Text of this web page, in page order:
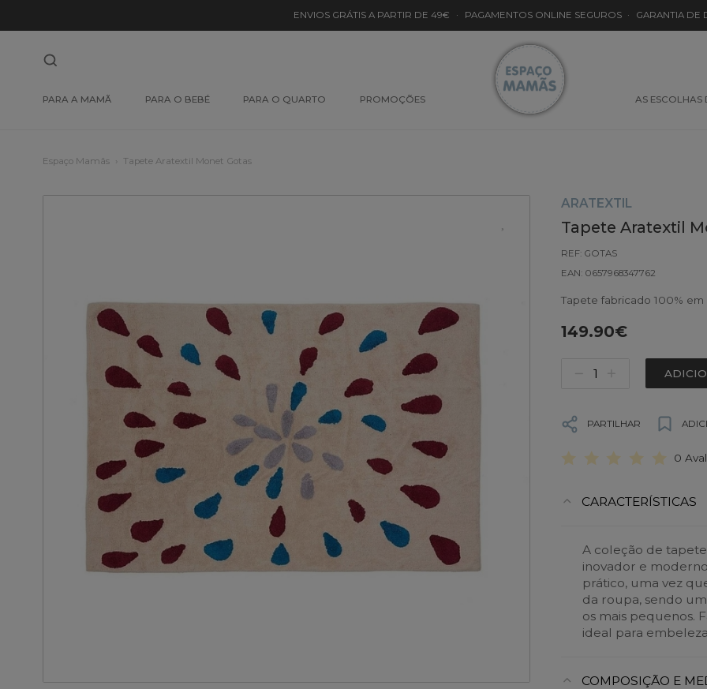
ENVIOS GRÁTIS A PARTIR DE 49€ · PAGAMENTOS ONLINE SEGUROS · GARANTIA DE
PARA A MAMÃ PARA O BEBÉ PARA O QUARTO PROMOÇÕES AS ESCOLHAS
Espaço Mamãs Tapete Aratextil Monet Gotas
ARATEXTIL
Tapete Aratextil
REF: GOTAS
EAN: 0657968347762
Tapete fabricado 100%
149.90€
PARTILHAR
0
CARACTERÍSTICAS
A coleção de
inovador e
prático, uma vez
da roupa, sendo
os mais pequenos.
ideal para
COMPOSIÇÃO E